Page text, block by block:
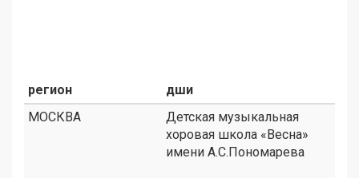
регион
дши
МОСКВА
Детская музыкальная
хоровая школа «Весна»
имени А.С.Пономарева